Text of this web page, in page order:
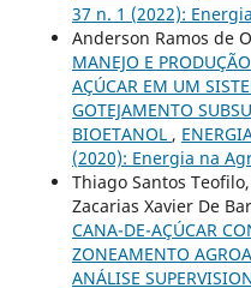
37 n. 1 (2022):
Anderson Ramos de
MANEJO E
AÇÚCAR EM UM
GOTEJAMENTO
BIOETANOL ,
(2020): Energia na
Thiago Santos
Zacarias Xavier De
CANA-DE-AÇÚCAR
ZONEAMENTO
ANÁLISE